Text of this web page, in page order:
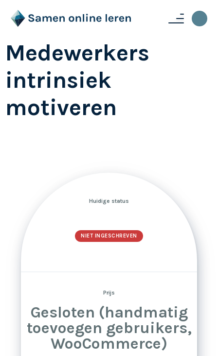
Medewerkers
intrinsiek
motiveren
Huidige status
NIET INGESCHREVEN
Prijs
Gesloten (handmatig
toevoegen gebruikers,
WooCommerce)